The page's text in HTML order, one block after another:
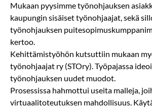
Mukaan pyysimme työnohjauksen
kaupungin sisäiset työnohjaajat, sekä
työnohjauksen
kertoo.
Kehittämistyöhön kutsuttiin mukaan
työnohjaajat ry (STOry). Työpajassa
työnohjauksen uudet muodot.
Prosessissa hahmottui useita malleja,
virtuaalitoteutuksen mahdollisuus.